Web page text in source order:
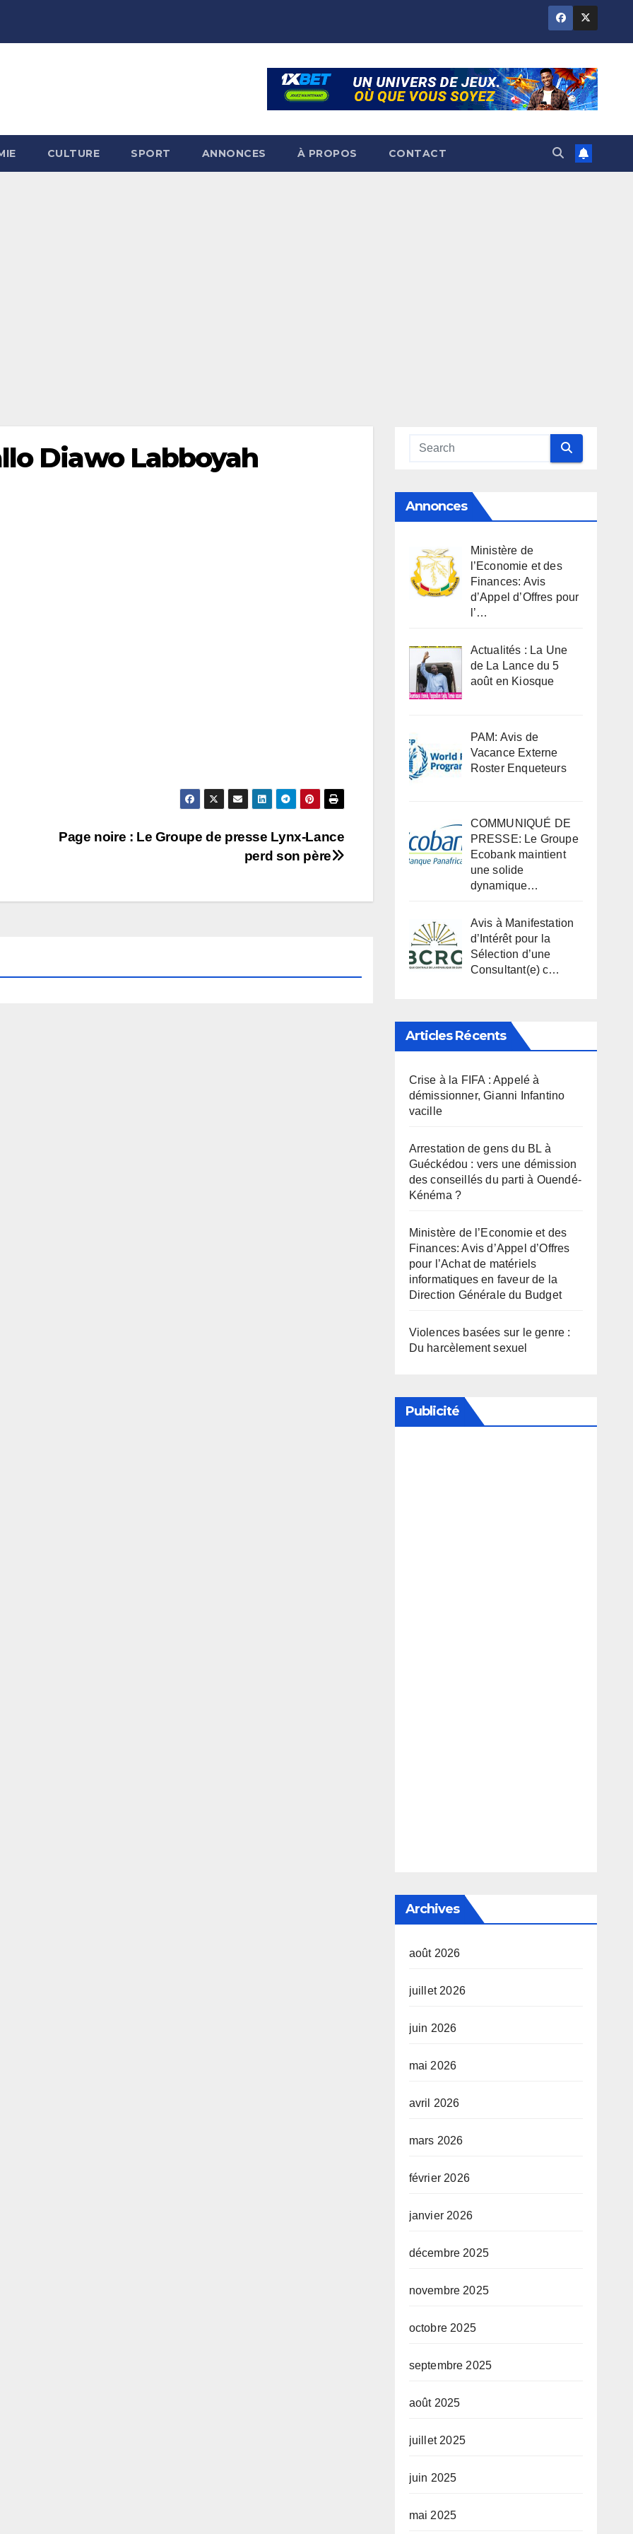
CULTURE SPORT ANNONCES À PROPOS CONTACT
Diawo Labboyah
Page noire : Le Groupe de presse Lynx-Lance
perd son père
Annonces
Ministère de
l’Economie et des
Finances: Avis
d’Appel d’Offres pour
l’…
Actualités : La Une
de La Lance du 5
août en Kiosque
PAM: Avis de
Vacance Externe
Roster Enqueteurs
COMMUNIQUÉ DE
PRESSE: Le Groupe
Ecobank maintient
une solide
dynamique…
Avis à Manifestation
d’Intérêt pour la
Sélection d’une
Consultant(e) c…
Articles Récents
Crise à la FIFA : Appelé à
démissionner, Gianni Infantino
vacille
Arrestation de gens du BL à
Guéckédou : vers une démission
des conseillés du parti à Ouendé-
Kénéma ?
Ministère de l’Economie et des
Finances: Avis d’Appel d’Offres
pour l’Achat de matériels
informatiques en faveur de la
Direction Générale du Budget
Violences basées sur le genre :
Du harcèlement sexuel
Publicité
Archives
août 2026
juillet 2026
juin 2026
mai 2026
avril 2026
mars 2026
février 2026
janvier 2026
décembre 2025
novembre 2025
octobre 2025
septembre 2025
août 2025
juillet 2025
juin 2025
mai 2025